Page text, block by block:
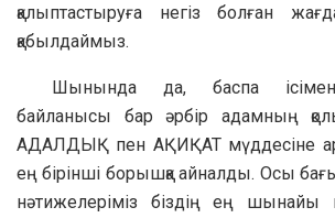
қалыптастыруға негіз болған
қабылдаймыз.
Шынында да, баспа ісімен
байланысы бар әрбір адамның
АДАЛДЫҚ пен АҚИҚАТ мүддесіне
ең бірінші борышқа айналды. Осы
нәтижелеріміз біздің ең шынайы